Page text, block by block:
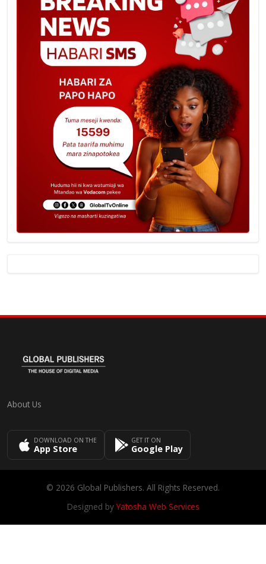
About Us
DOWNLOAD ON THE
App Store
GET IT ON
Google Play
© 2026 Global Publishers. All Rights Reserved.
Designed byYatosha Web Services